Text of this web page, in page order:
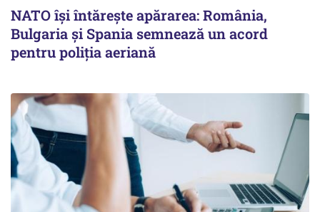
NATO își întărește apărarea: România,
Bulgaria și Spania semnează un acord
pentru poliția aeriană